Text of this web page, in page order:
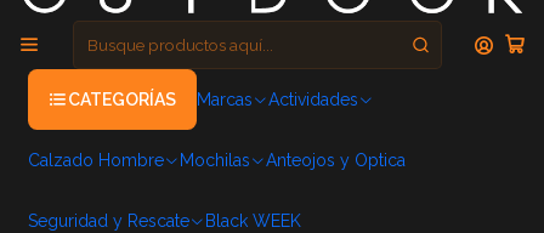
CATEGORÍAS Marcas Actividades
Calzado Hombre Mochilas Anteojos y Optica
Seguridad y Rescate Black WEEK